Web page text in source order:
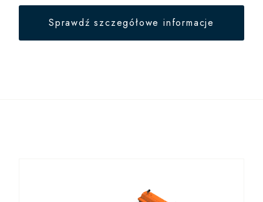
Sprawdź szczegółowe informacje